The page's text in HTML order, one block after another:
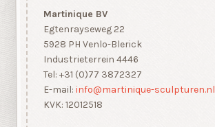
Martinique BV
Egtenrayseweg 22
5928 PH Venlo-Blerick
Industrieterrein 4446
Tel: +31 (0)77 3872327
E-mail: info@martinique-sculpturen.nl
KVK: 12012518